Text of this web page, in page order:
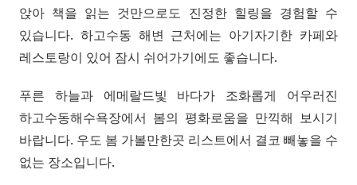
앉아 책을 읽는 것만으로도 진정한 힐링을 경험할 수
있습니다. 하고수동 해변 근처에는 아기자기한 카페와
레스토랑이 있어 잠시 쉬어가기에도 좋습니다.
푸른 하늘과 에메랄드빛 바다가 조화롭게 어우러진
하고수동해수욕장에서 봄의 평화로움을 만끽해 보시기
바랍니다. 우도 봄 가볼만한곳 리스트에서 결코 빼놓을 수
없는 장소입니다.